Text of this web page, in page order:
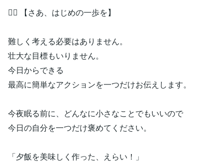
🏃‍♀️ 【さあ、はじめの一歩を】
難しく考える必要はありません。
壮大な目標もいりません。
今日からできる
最高に簡単なアクションを一つだけお伝えします。
今夜眠る前に、どんなに小さなことでもいいので
今日の自分を一つだけ褒めてください。
「夕飯を美味しく作った、えらい！」